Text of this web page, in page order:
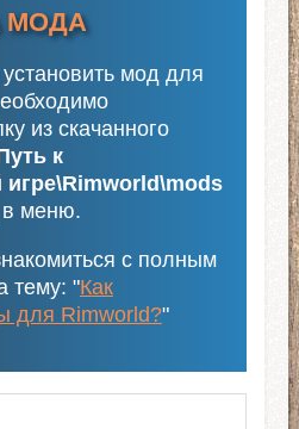
МОДА
мод для
из скачанного
к
игре\Rimworld\mods
в меню.
с полным
тему: "Как
для Rimworld?"